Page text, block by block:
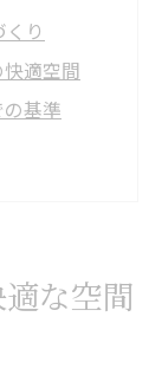
り
適空間
基準
割解説
び方
ポイント
な空間